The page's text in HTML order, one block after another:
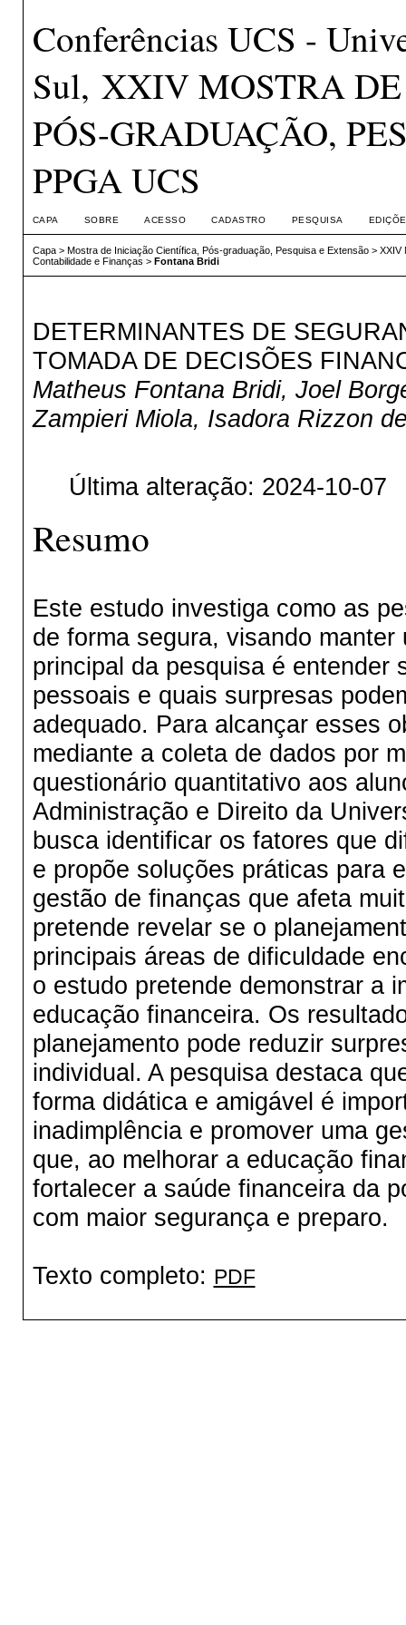
Conferências UCS -
Sul, XXIV MOSTRA
PÓS-GRADUAÇÃO,
PPGA UCS
CAPA SOBRE ACESSO CADASTRO PESQUISA
Capa> Mostra de Iniciação Científica, Pós-graduação, Pesquisa e Extensão> XXIV
Contabilidade e Finanças > Fontana Bridi
DETERMINANTES DE
TOMADA DE DECISÕES
Matheus Fontana Bridi, Joel
Zampieri Miola, Isadora Rizzon
Última alteração: 2024-10-07
Resumo
Este estudo investiga como as
de forma segura, visando
principal da pesquisa é entender
pessoais e quais surpresas
adequado. Para alcançar esses
mediante a coleta de dados por
questionário quantitativo aos
Administração e Direito da
busca identificar os fatores que
e propõe soluções práticas para
gestão de finanças que afeta
pretende revelar se o
principais áreas de dificuldade
o estudo pretende demonstrar a
educação financeira. Os
planejamento pode reduzir
individual. A pesquisa destaca
forma didática e amigável é
inadimplência e promover uma
que, ao melhorar a educação
fortalecer a saúde financeira da
com maior segurança e preparo.
Texto completo: PDF